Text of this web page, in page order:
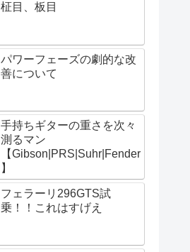
柾目、板目
パワーフェーズの劇的な改
善について
手持ちギターの重さを次々
測るマン
【Gibson|PRS|Suhr|Fender
】
フェラーリ296GTS試
乗！！これはすげえ